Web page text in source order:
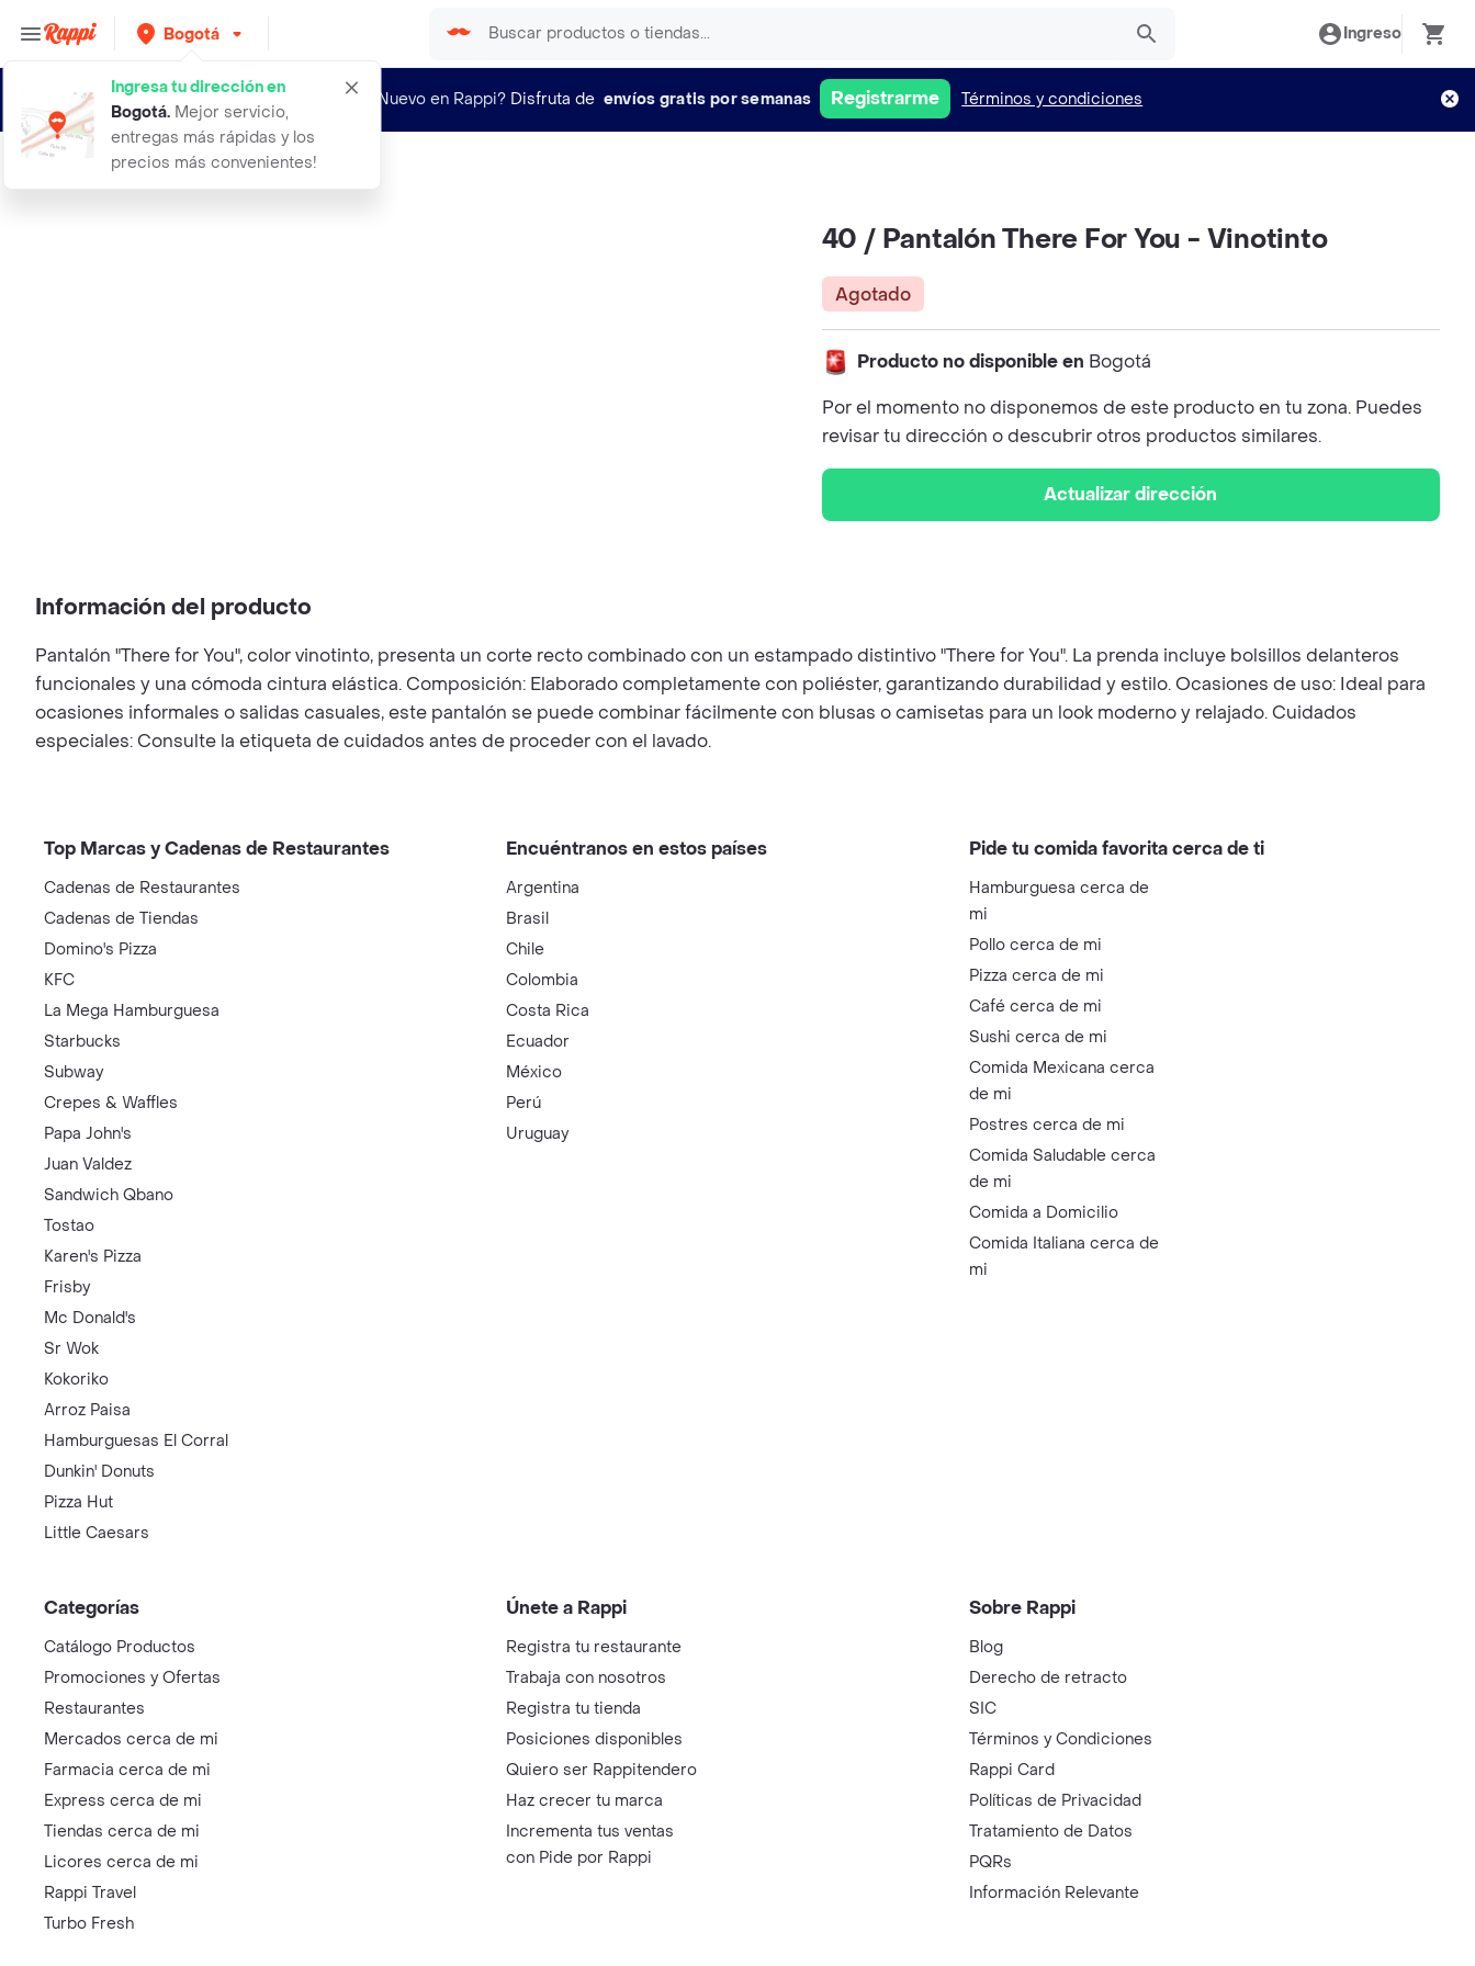
Bogotá
Ingresa tu dirección en
Bogotá. Mejor servicio,
entregas más rápidas y los
precios más convenientes!
Ingreso
¿Nuevo en Rappi? Disfruta de envíos gratis por semanas Registrarme Términos y condiciones
40 pantalon there for you vinotinto
40 / Pantalón There For You - Vinotinto
Agotado
Producto no disponible en Bogotá
Por el momento no disponemos de este producto en tu zona. Puedes
revisar tu dirección o descubrir otros productos similares.
Actualizar dirección
Información del producto
Pantalón "There for You", color vinotinto, presenta un corte recto combinado con un estampado distintivo "There for You". La prenda incluye bolsillos delanteros
funcionales y una cómoda cintura elástica. Composición: Elaborado completamente con poliéster, garantizando durabilidad y estilo. Ocasiones de uso: Ideal para
ocasiones informales o salidas casuales, este pantalón se puede combinar fácilmente con blusas o camisetas para un look moderno y relajado. Cuidados
especiales: Consulte la etiqueta de cuidados antes de proceder con el lavado.
Top Marcas y Cadenas de Restaurantes
Cadenas de Restaurantes
Cadenas de Tiendas
Domino's Pizza
KFC
La Mega Hamburguesa
Starbucks
Subway
Crepes & Waffles
Papa John's
Juan Valdez
Sandwich Qbano
Tostao
Karen's Pizza
Frisby
Mc Donald's
Sr Wok
Kokoriko
Arroz Paisa
Hamburguesas El Corral
Dunkin' Donuts
Pizza Hut
Little Caesars
Encuéntranos en estos países
Argentina
Brasil
Chile
Colombia
Costa Rica
Ecuador
México
Perú
Uruguay
Pide tu comida favorita cerca de ti
Hamburguesa cerca de
mi
Pollo cerca de mi
Pizza cerca de mi
Café cerca de mi
Sushi cerca de mi
Comida Mexicana cerca
de mi
Postres cerca de mi
Comida Saludable cerca
de mi
Comida a Domicilio
Comida Italiana cerca de
mi
Categorías
Catálogo Productos
Promociones y Ofertas
Restaurantes
Mercados cerca de mi
Farmacia cerca de mi
Express cerca de mi
Tiendas cerca de mi
Licores cerca de mi
Rappi Travel
Turbo Fresh
Únete a Rappi
Registra tu restaurante
Trabaja con nosotros
Registra tu tienda
Posiciones disponibles
Quiero ser Rappitendero
Haz crecer tu marca
Incrementa tus ventas
con Pide por Rappi
Sobre Rappi
Blog
Derecho de retracto
SIC
Términos y Condiciones
Rappi Card
Políticas de Privacidad
Tratamiento de Datos
PQRs
Información Relevante